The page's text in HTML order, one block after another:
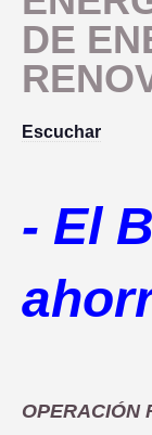
PROGRAMACIÓN
GESTIÓN Y
PLAN
LINEA 1:
OBJETIVO
LINEA 3:
LINEA 4:
OBJETIVO
DOCUMENTACIÓN
OBJETIVOS
INDICADORES
INDICADORES DE
BUENAS
CÓDIGO DE
DE
Escuchar
- El
OPERACIÓN